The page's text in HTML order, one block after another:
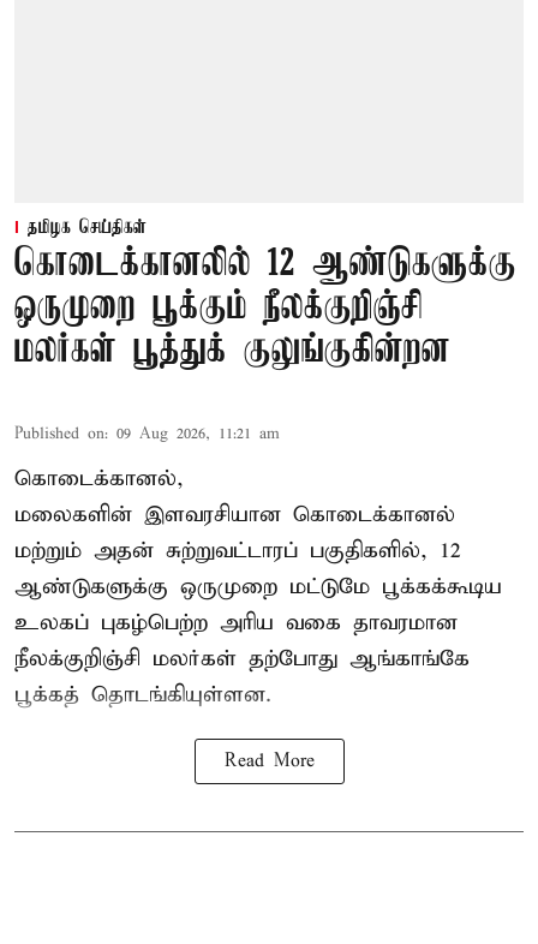
தமிழக செய்திகள்
கொடைக்கானலில் 12 ஆண்டுகளுக்கு
ஒருமுறை பூக்கும் நீலக்குறிஞ்சி
மலர்கள் பூத்துக் குலுங்குகின்றன
Published on: 09 Aug 2026, 11:21 am
கொடைக்கானல்,
மலைகளின் இளவரசியான கொடைக்கானல்
மற்றும் அதன் சுற்றுவட்டாரப் பகுதிகளில், 12
ஆண்டுகளுக்கு ஒருமுறை மட்டுமே பூக்கக்கூடிய
உலகப் புகழ்பெற்ற அரிய வகை தாவரமான
நீலக்குறிஞ்சி மலர்கள் தற்போது ஆங்காங்கே
பூக்கத் தொடங்கியுள்ளன.
Read More